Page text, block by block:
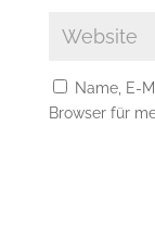
Name, E-
Browser für